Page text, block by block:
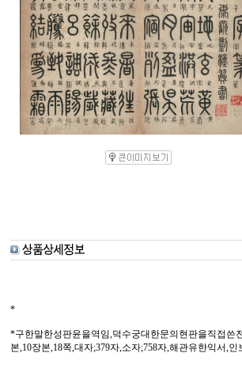
*
*구한말한성판윤을역임,덕수궁대한문의현판을직접쓴
본,10장본,18쪽,대자;379자,소자;758자,해관유한익서,인